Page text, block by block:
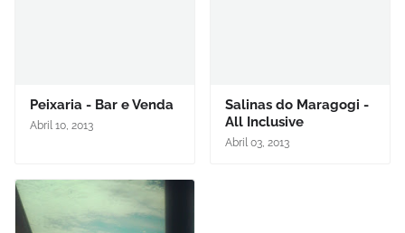
Peixaria - Bar e Venda
Abril 10, 2013
Salinas do Maragogi -
All Inclusive
Abril 03, 2013